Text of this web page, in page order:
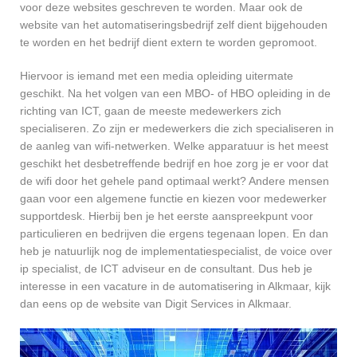
voor deze websites geschreven te worden. Maar ook de
website van het automatiseringsbedrijf zelf dient bijgehouden
te worden en het bedrijf dient extern te worden gepromoot.
Hiervoor is iemand met een media opleiding uitermate
geschikt. Na het volgen van een MBO- of HBO opleiding in de
richting van ICT, gaan de meeste medewerkers zich
specialiseren. Zo zijn er medewerkers die zich specialiseren in
de aanleg van wifi-netwerken. Welke apparatuur is het meest
geschikt het desbetreffende bedrijf en hoe zorg je er voor dat
de wifi door het gehele pand optimaal werkt? Andere mensen
gaan voor een algemene functie en kiezen voor medewerker
supportdesk. Hierbij ben je het eerste aanspreekpunt voor
particulieren en bedrijven die ergens tegenaan lopen. En dan
heb je natuurlijk nog de implementatiespecialist, de voice over
ip specialist, de ICT adviseur en de consultant. Dus heb je
interesse in een vacature in de automatisering in Alkmaar, kijk
dan eens op de website van Digit Services in Alkmaar.